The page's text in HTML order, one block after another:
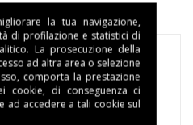
la tua navigazione,
di profilazione e statistici di
La prosecuzione della
ad altra area o selezione
comporta la prestazione
cookie, di conseguenza ci
ad accedere a tali cookie sul